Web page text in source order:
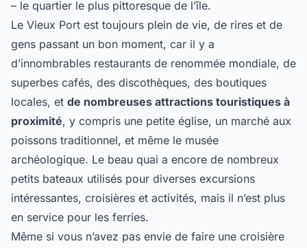
– le quartier le plus pittoresque de l’île.
Le Vieux Port est toujours plein de vie, de rires et de
gens passant un bon moment, car il y a
d’innombrables restaurants de renommée mondiale, de
superbes cafés, des discothèques, des boutiques
locales, et de nombreuses attractions touristiques à
proximité, y compris une petite église, un marché aux
poissons traditionnel, et même le musée
archéologique. Le beau quai a encore de nombreux
petits bateaux utilisés pour diverses excursions
intéressantes, croisières et activités, mais il n’est plus
en service pour les ferries.
Même si vous n’avez pas envie de faire une croisière